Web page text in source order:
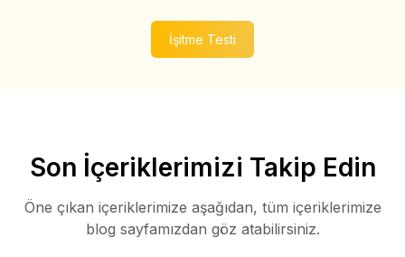
İşitme Testi
Son İçeriklerimizi Takip Edin
Öne çıkan içeriklerimize aşağıdan, tüm içeriklerimize
blog sayfamızdan göz atabilirsiniz.